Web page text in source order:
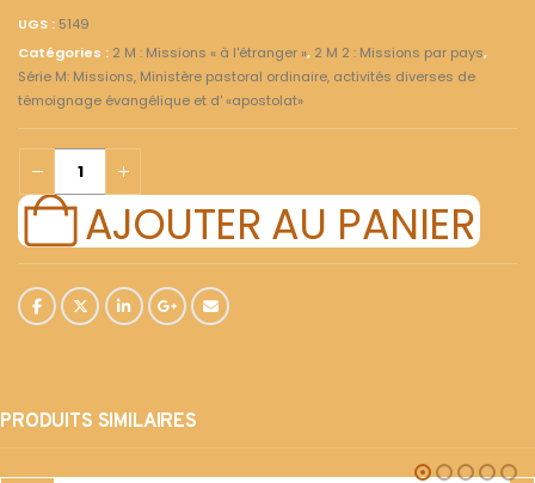
UGS : 5149
Catégories : 2 M : Missions « à l'étranger », 2 M 2 : Missions par pays,
Série M: Missions, Ministère pastoral ordinaire, activités diverses de
témoignage évangélique et d' «apostolat»
AJOUTER AU PANIER
PRODUITS SIMILAIRES